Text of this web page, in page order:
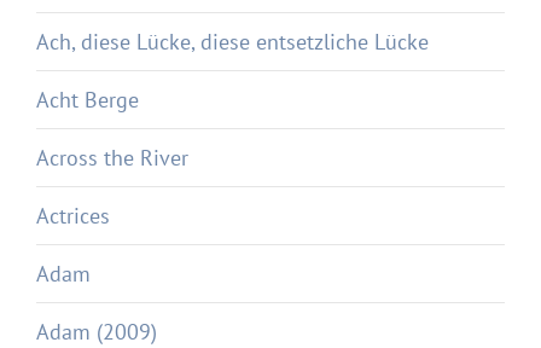
Ach, diese Lücke, diese entsetzliche Lücke
Acht Berge
Across the River
Actrices
Adam
Adam (2009)